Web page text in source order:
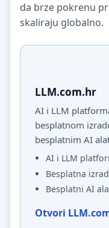
da brze pokrenu
skaliraju globalno.
LLM.com.hr
AI i LLM
besplatnom
besplatnim AI
AI i LLM
Besplatna
Besplatni AI
Otvori